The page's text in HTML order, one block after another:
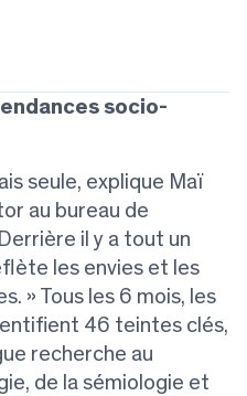
socio-
seule, explique Maï
au bureau de
il y a tout un
les envies et les
» Tous les 6 mois, les
46 teintes clés,
recherche au
de la sémiologie et